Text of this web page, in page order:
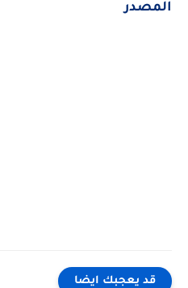
المصدر
قد يعجبك ايضا